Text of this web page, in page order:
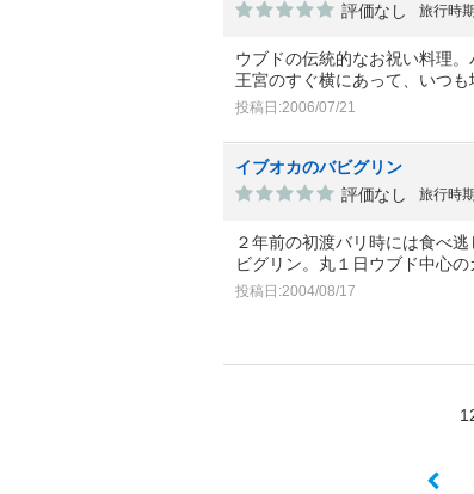
評価なし
旅行時
ウブドの伝統的なお祝い料理
王宮のすぐ横にあって、いつも
投稿日:2006/07/21
イブオカのバビグリン
評価なし
旅行時
２年前の初渡バリ時には食べ
ビグリン。丸１日ウブド中心
投稿日:2004/08/17